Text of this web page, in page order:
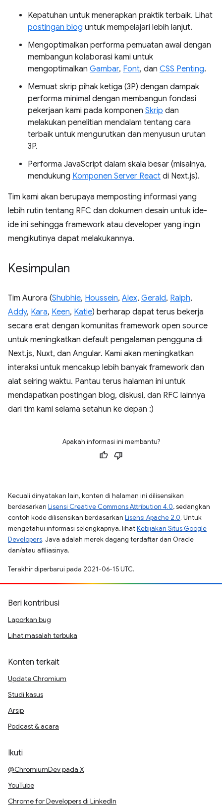
Kepatuhan untuk menerapkan praktik terbaik. Lihat
postingan blog untuk mempelajari lebih lanjut.
Mengoptimalkan performa pemuatan awal dengan
membangun kolaborasi kami untuk
mengoptimalkan Gambar, Font, dan CSS Penting.
Memuat skrip pihak ketiga (3P) dengan dampak
performa minimal dengan membangun fondasi
pekerjaan kami pada komponen Skrip dan
melakukan penelitian mendalam tentang cara
terbaik untuk mengurutkan dan menyusun urutan
3P.
Performa JavaScript dalam skala besar (misalnya,
mendukung Komponen Server React di Next.js).
Tim kami akan berupaya memposting informasi yang
lebih rutin tentang RFC dan dokumen desain untuk ide-
ide ini sehingga framework atau developer yang ingin
mengikutinya dapat melakukannya.
Kesimpulan
Tim Aurora (Shubhie, Houssein, Alex, Gerald, Ralph,
Addy, Kara, Keen, Katie) berharap dapat terus bekerja
secara erat dengan komunitas framework open source
untuk meningkatkan default pengalaman pengguna di
Next.js, Nuxt, dan Angular. Kami akan meningkatkan
interaksi untuk mencakup lebih banyak framework dan
alat seiring waktu. Pantau terus halaman ini untuk
mendapatkan postingan blog, diskusi, dan RFC lainnya
dari tim kami selama setahun ke depan :)
Apakah informasi ini membantu?
Kecuali dinyatakan lain, konten di halaman ini dilisensikan
berdasarkan Lisensi Creative Commons Attribution 4.0, sedangkan
contoh kode dilisensikan berdasarkan Lisensi Apache 2.0. Untuk
mengetahui informasi selengkapnya, lihatKebijakan Situs Google
Developers. Java adalah merek dagang terdaftar dari Oracle
dan/atau afiliasinya.
Terakhir diperbarui pada 2021-06-15 UTC.
Beri kontribusi
Laporkan bug
Lihat masalah terbuka
Konten terkait
Update Chromium
Studi kasus
Arsip
Podcast & acara
Ikuti
@ChromiumDev pada X
YouTube
Chrome for Developers di LinkedIn